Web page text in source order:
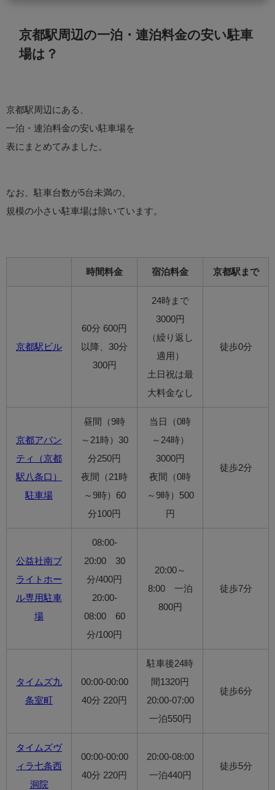
京都駅周辺の一泊・連泊料金の安い駐車
場は？
京都駅周辺にある、
一泊・連泊料金の安い駐車場を
表にまとめてみました。
なお、駐車台数が5台未満の、
規模の小さい駐車場は除いています。
時間料金 宿泊料金 京都駅まで
京都駅ビル
60分 600円
以降、30分
300円
24時まで
3000円
（繰り返し
適用）
土日祝は最
大料金なし
徒歩0分
京都アバン
ティ（京都
駅八条口）
駐車場
昼間（9時
～21時）30
分250円
夜間（21時
～9時）60
分100円
当日（0時
～24時）
3000円
夜間（0時
～9時）500
円
徒歩2分
公益社南ブ
ライトホー
ル専用駐車
場
08:00-
20:00 30
分/400円
20:00-
08:00 60
分/100円
20:00～
8:00 一泊
800円
徒歩7分
タイムズ九
条室町
00:00-00:00
40分 220円
駐車後24時
間1320円
20:00-07:00
一泊550円
徒歩6分
タイムズヴ
ィラ七条西
洞院
00:00-00:00
40分 220円
20:00-08:00
一泊440円
徒歩5分